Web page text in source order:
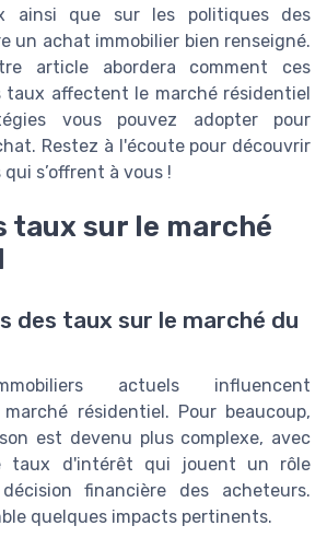
ainsi que sur les politiques des
un achat immobilier bien renseigné.
article abordera comment ces
taux affectent le marché résidentiel
vous pouvez adopter pour
Restez à l'écoute pour découvrir
s’offrent à vous !
taux sur le marché
des taux sur le marché du
actuels influencent
résidentiel. Pour beaucoup,
est devenu plus complexe, avec
taux d'intérêt qui jouent un rôle
financière des acheteurs.
quelques impacts pertinents.